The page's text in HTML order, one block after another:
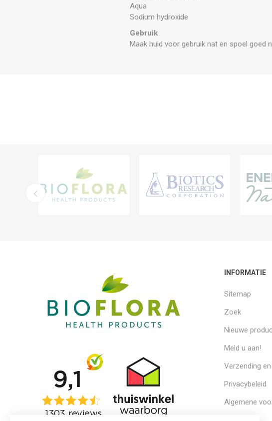
Aqua
Sodium hydroxide
Gebruik
Maak huid voor gebruik nat en spoel goed
INFORMATIE
Sitemap
Zoek
Nieuwe
Meld u aan!
Verzending
Privacybeleid
Algemene